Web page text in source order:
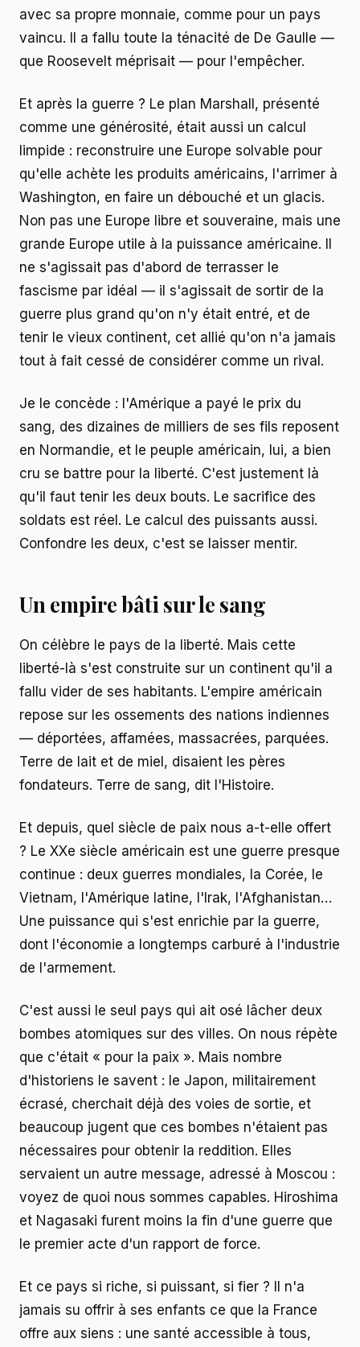
avec sa propre monnaie, comme pour un pays
vaincu. Il a fallu toute la ténacité de De Gaulle —
que Roosevelt méprisait — pour l'empêcher.
Et après la guerre ? Le plan Marshall, présenté
comme une générosité, était aussi un calcul
limpide : reconstruire une Europe solvable pour
qu'elle achète les produits américains, l'arrimer à
Washington, en faire un débouché et un glacis.
Non pas une Europe libre et souveraine, mais une
grande Europe utile à la puissance américaine. Il
ne s'agissait pas d'abord de terrasser le
fascisme par idéal — il s'agissait de sortir de la
guerre plus grand qu'on n'y était entré, et de
tenir le vieux continent, cet allié qu'on n'a jamais
tout à fait cessé de considérer comme un rival.
Je le concède : l'Amérique a payé le prix du
sang, des dizaines de milliers de ses fils reposent
en Normandie, et le peuple américain, lui, a bien
cru se battre pour la liberté. C'est justement là
qu'il faut tenir les deux bouts. Le sacrifice des
soldats est réel. Le calcul des puissants aussi.
Confondre les deux, c'est se laisser mentir.
Un empire bâti sur le sang
On célèbre le pays de la liberté. Mais cette
liberté-là s'est construite sur un continent qu'il a
fallu vider de ses habitants. L'empire américain
repose sur les ossements des nations indiennes
— déportées, affamées, massacrées, parquées.
Terre de lait et de miel, disaient les pères
fondateurs. Terre de sang, dit l'Histoire.
Et depuis, quel siècle de paix nous a-t-elle offert
? Le XXe siècle américain est une guerre presque
continue : deux guerres mondiales, la Corée, le
Vietnam, l'Amérique latine, l'Irak, l'Afghanistan…
Une puissance qui s'est enrichie par la guerre,
dont l'économie a longtemps carburé à l'industrie
de l'armement.
C'est aussi le seul pays qui ait osé lâcher deux
bombes atomiques sur des villes. On nous répète
que c'était « pour la paix ». Mais nombre
d'historiens le savent : le Japon, militairement
écrasé, cherchait déjà des voies de sortie, et
beaucoup jugent que ces bombes n'étaient pas
nécessaires pour obtenir la reddition. Elles
servaient un autre message, adressé à Moscou :
voyez de quoi nous sommes capables. Hiroshima
et Nagasaki furent moins la fin d'une guerre que
le premier acte d'un rapport de force.
Et ce pays si riche, si puissant, si fier ? Il n'a
jamais su offrir à ses enfants ce que la France
offre aux siens : une santé accessible à tous,